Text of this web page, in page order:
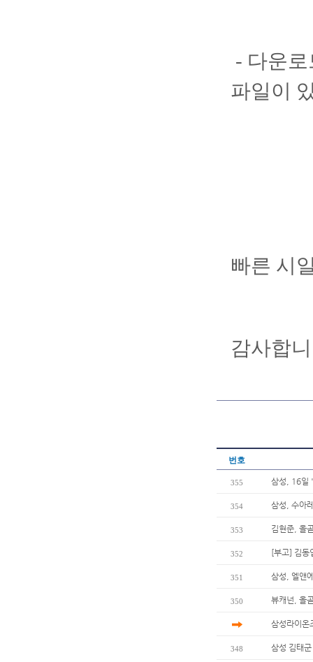
- 다운
파일이
빠른 시
감사합
번호
355 삼성, 16일
354 삼성, 수아
353 김현준, 올
352 [부고] 김동
351 삼성, 엘앤
350 뷰캐넌, 올
삼성라이온
348 삼성 김태